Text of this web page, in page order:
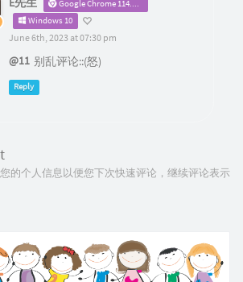
Windows 10
June 6th, 2023 at 07:30 pm
@11 别乱评论::(怒)
Reply
的个人信息以便您下次快速评论，继续评论表示